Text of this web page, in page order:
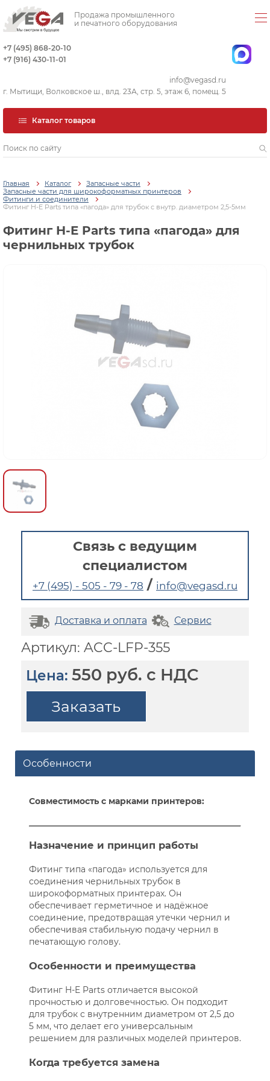
Продажа промышленного
и печатного оборудования
+7 (495) 868-20-10
+7 (916) 430-11-01
info@vegasd.ru
г. Мытищи, Волковское ш., влд. 23А, стр. 5, этаж 6, помещ. 5
Каталог товаров
Главная Каталог
Запасные части
Запасные части для широкоформатных принтеров
Фитинги и соединители
Фитинг H-E Parts типа «пагода» для трубок с внутр. диаметром 2,5-5мм
Фитинг H-E Parts типа «пагода» для
чернильных трубок
Связь с ведущим
специалистом
+7 (495) - 505 - 79 - 78 / info@vegasd.ru
Доставка и оплата Сервис
Артикул: ACC-LFP-355
Цена: 550 руб. с НДС
Заказать
Особенности
Совместимость с марками принтеров:
Назначение и принцип работы
Фитинг типа «пагода» используется для
соединения чернильных трубок в
широкоформатных принтерах. Он
обеспечивает герметичное и надёжное
соединение, предотвращая утечки чернил и
обеспечивая стабильную подачу чернил в
печатающую голову.
Особенности и преимущества
Фитинг H-E Parts отличается высокой
прочностью и долговечностью. Он подходит
для трубок с внутренним диаметром от 2,5 до
5 мм, что делает его универсальным
решением для различных моделей принтеров.
Когда требуется замена